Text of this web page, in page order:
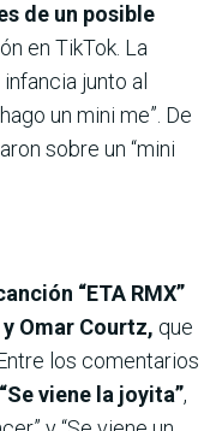
de un posible
en TikTok. La
junto al
un mini me”. De
sobre un “mini
“ETA RMX”
y Omar Courtz, que
los comentarios
“Se viene la joyita”,